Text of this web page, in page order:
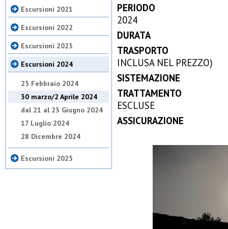
Escursioni 2021
Escursioni 2022
Escursioni 2023
Escursioni 2024
25 Febbraio 2024
30 marzo/2 Aprile 2024
dal 21 al 23 Giugno 2024
17 Luglio 2024
28 Dicembre 2024
Escursioni 2025
PERIODO
2024
DURATA
TRASPORTO
INCLUSA NEL PREZZO)
SISTEMAZIONE
ESCLUSE